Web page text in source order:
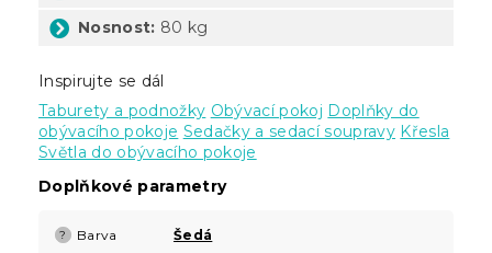
Nosnost: 80 kg
Inspirujte se dál
Taburety a podnožky Obývací pokoj Doplňky do
obývacího pokoje Sedačky a sedací soupravy Křesla
Světla do obývacího pokoje
Doplňkové parametry
? Barva Šedá